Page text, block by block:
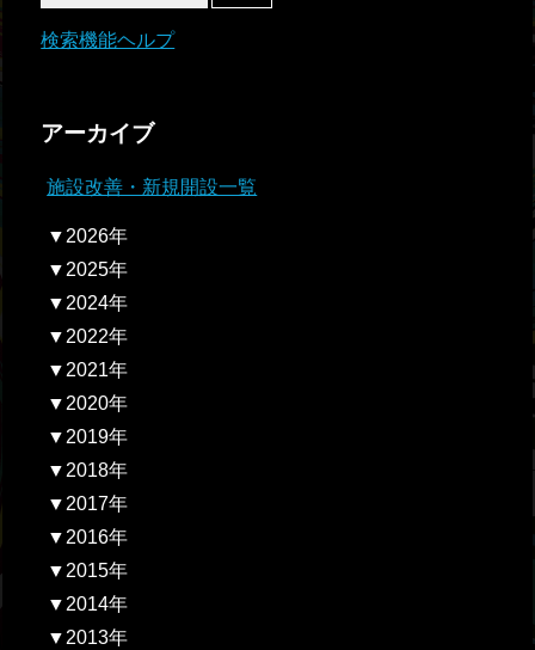
検索機能ヘルプ
アーカイブ
施設改善・新規開設一覧
▼2026年
▼2025年
▼2024年
▼2022年
▼2021年
▼2020年
▼2019年
▼2018年
▼2017年
▼2016年
▼2015年
▼2014年
▼2013年